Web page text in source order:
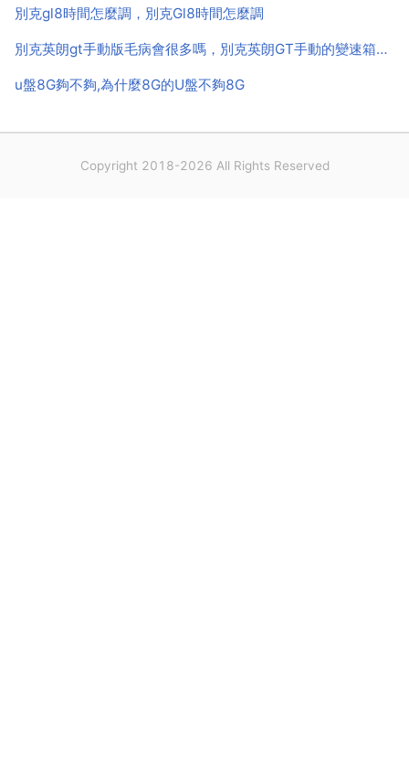
別克gl8時間怎麼調，別克Gl8時間怎麼調
別克英朗gt手動版毛病會很多嗎，別克英朗GT手動的變速箱有哪些通病？
u盤8G夠不夠,為什麼8G的U盤不夠8G
Copyright 2018-2026 All Rights Reserved